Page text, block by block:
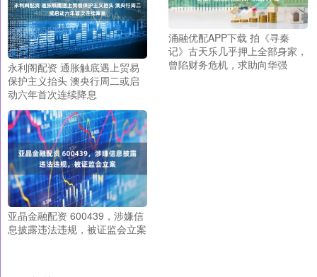
永利阁配资 通胀触底遇上贸易
保护主义抬头 澳央行周二或启
动六年首次连续降息
涌融优配APP下载 拍《寻秦
记》古天乐几乎押上全部身家，
曾陷财务危机，求助向华强
亚晶金融配资 600439，涉嫌信
息披露违法违规，被证监会立案